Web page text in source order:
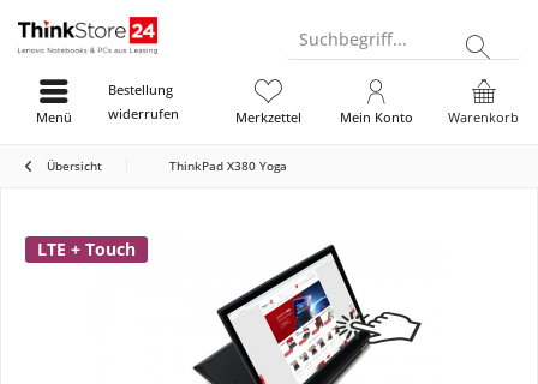
Suchbegriff...
Bestellung
widerrufen
Warenkorb
Merkzettel Mein Konto
Menü
Übersicht ThinkPad X380 Yoga
LTE + Touch